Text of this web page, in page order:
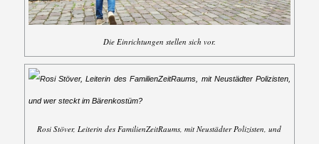
Die Einrichtungen stellen sich vor.
Rosi Stöver, Leiterin des FamilienZeitRaums, mit Neustädter Polizisten, und